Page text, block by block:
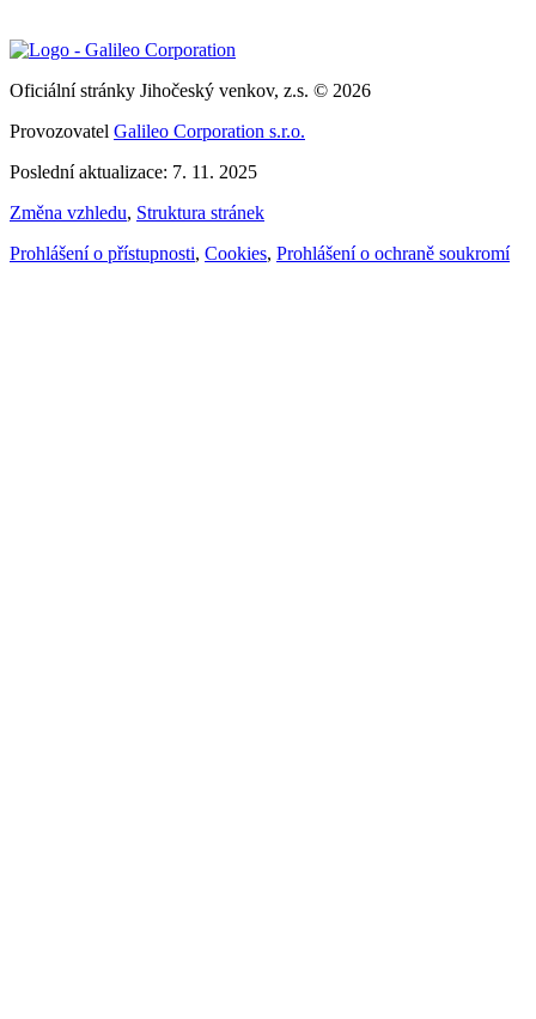
Oficiální stránky Jihočeský venkov, z.s. © 2026
Provozovatel Galileo Corporation s.r.o.
Poslední aktualizace: 7. 11. 2025
Změna vzhledu, Struktura stránek
Prohlášení o přístupnosti, Cookies, Prohlášení o ochraně soukromí